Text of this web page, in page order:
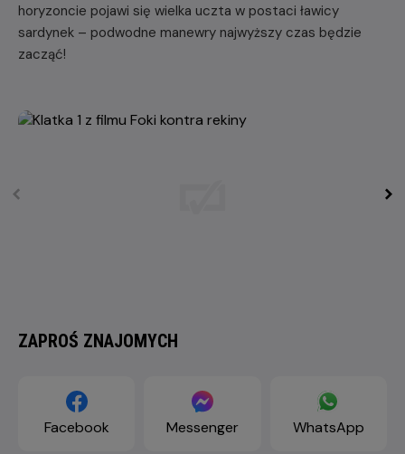
horyzoncie pojawi się wielka uczta w postaci ławicy
sardynek – podwodne manewry najwyższy czas będzie
zacząć!
ZAPROŚ ZNAJOMYCH
Facebook Messenger WhatsApp